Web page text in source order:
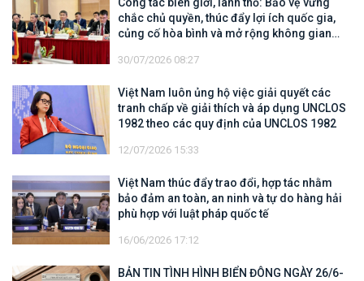
Công tác biên giới, lãnh thổ: Bảo vệ vững
chắc chủ quyền, thúc đẩy lợi ích quốc gia,
củng cố hòa bình và mở rộng không gian
30/07/2026 08:27
Việt Nam luôn ủng hộ việc giải quyết các
tranh chấp về giải thích và áp dụng UNCLOS
1982 theo các quy định của UNCLOS 1982
12/07/2026 15:33
Việt Nam thúc đẩy trao đổi, hợp tác nhằm
bảo đảm an toàn, an ninh và tự do hàng hải
phù hợp với luật pháp quốc tế
16/06/2026 17:12
BẢN TIN TÌNH HÌNH BIỂN ĐÔNG NGÀY 26/6-